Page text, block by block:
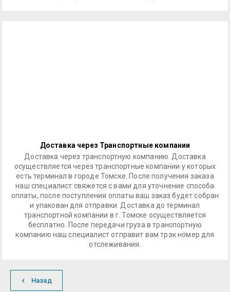
Доставка через Транспортные компании
Доставка через транспортную компанию. Доставка
осуществляется через транспортные компании у которых
есть терминал в городе Томске. После получения заказа
наш специалист свяжется с вами для уточнение способа
оплаты, после поступления оплаты ваш заказ будет собран
и упакован для отправки. Доставка до терминал
транспортной компании в г. Томске осуществляется
бесплатно. После передачи груза в транспортную
компанию наш специалист отправит вам трэк номер для
отслеживания.
Назад